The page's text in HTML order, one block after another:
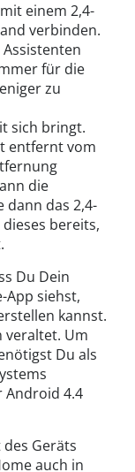
einem 2,4-
verbinden.
für die
zu
sich bringt.
entfernt vom
die
dann das 2,4-
bereits,
Du Dein
App siehst,
kannst.
veraltet. Um
Du als
Android 4.4
Geräts
auch in